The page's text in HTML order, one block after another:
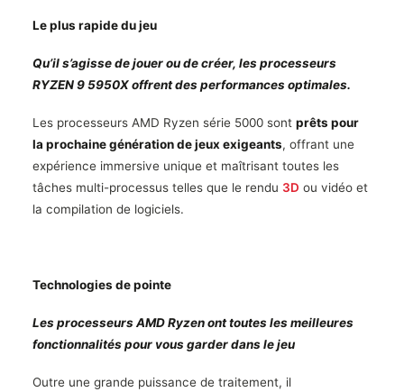
Le plus rapide du jeu
Qu’il s’agisse de jouer ou de créer, les processeurs
RYZEN 9 5950X offrent des performances optimales.
Les processeurs AMD Ryzen série 5000 sont prêts pour
la prochaine génération de jeux exigeants, offrant une
expérience immersive unique et maîtrisant toutes les
tâches multi-processus telles que le rendu 3D ou vidéo et
la compilation de logiciels.
Technologies de pointe
Les processeurs AMD Ryzen ont toutes les meilleures
fonctionnalités pour vous garder dans le jeu
Outre une grande puissance de traitement, il